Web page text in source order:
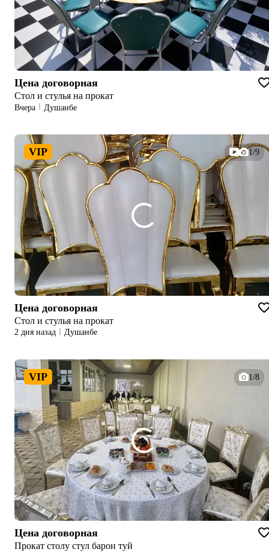
Цена договорная
Стол и стулья на прокат
Вчера Душанбе
VIP 1/9
Цена договорная
Стол и стулья на прокат
2 дня назад Душанбе
VIP 1/8
Цена договорная
Прокат столу стул барои туй